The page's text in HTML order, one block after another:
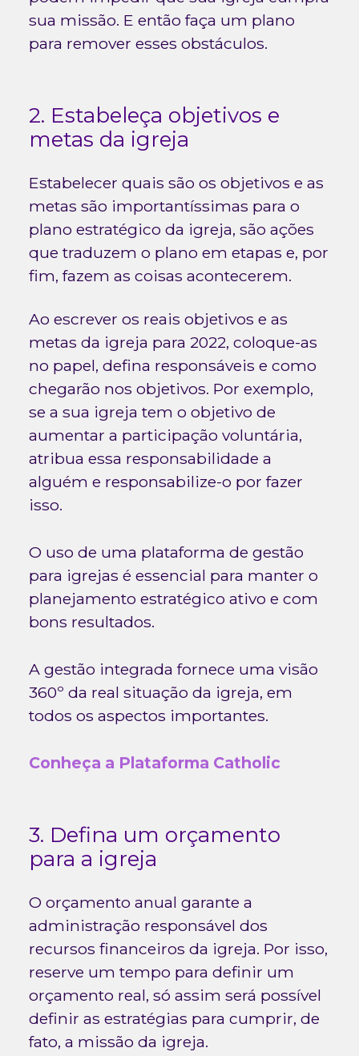
sua missão. E então faça um plano
para remover esses obstáculos.
2. Estabeleça objetivos e
metas da igreja
Estabelecer quais são os objetivos e as
metas são importantíssimas para o
plano estratégico da igreja, são ações
que traduzem o plano em etapas e, por
fim, fazem as coisas acontecerem.
Ao escrever os reais objetivos e as
metas da igreja para 2022, coloque-as
no papel, defina responsáveis e como
chegarão nos objetivos. Por exemplo,
se a sua igreja tem o objetivo de
aumentar a participação voluntária,
atribua essa responsabilidade a
alguém e responsabilize-o por fazer
isso.
O uso de uma plataforma de gestão
para igrejas é essencial para manter o
planejamento estratégico ativo e com
bons resultados.
A gestão integrada fornece uma visão
360º da real situação da igreja, em
todos os aspectos importantes.
Conheça a Plataforma Catholic
3. Defina um orçamento
para a igreja
O orçamento anual garante a
administração responsável dos
recursos financeiros da igreja. Por isso,
reserve um tempo para definir um
orçamento real, só assim será possível
definir as estratégias para cumprir, de
fato, a missão da igreja.